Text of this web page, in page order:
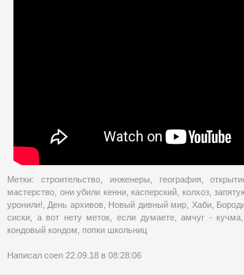
Метки: строительство, инженеры география ,
мастерство они убили кенни,касперский колхоз,
уронили!
День архивов, Новый дивный мир Хаби,
сиски
а вот нету меток если думаете,амчуг - кучма
кондовый кондом попки школьниц
Написал coen 22.09.18 в 08:28:06